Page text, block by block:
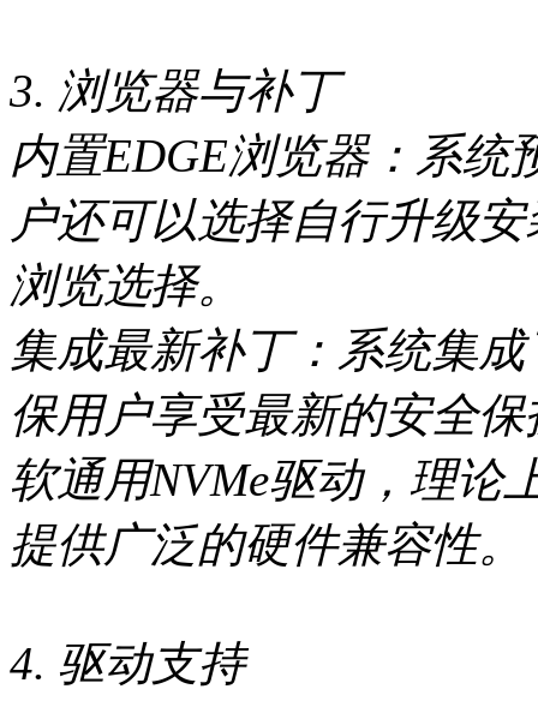
3. 浏览器与补丁
内置EDGE浏览器：系统
户还可以选择自行升级
浏览选择。
集成最新补丁：系统集
保用户享受最新的安全
软通用NVMe驱动，理论
提供广泛的硬件兼容性。
4. 驱动支持